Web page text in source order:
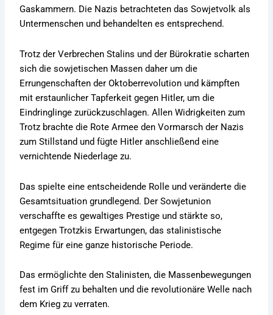
Gaskammern. Die Nazis betrachteten das Sowjetvolk als
Untermenschen und behandelten es entsprechend.
Trotz der Verbrechen Stalins und der Bürokratie scharten
sich die sowjetischen Massen daher um die
Errungenschaften der Oktoberrevolution und kämpften
mit erstaunlicher Tapferkeit gegen Hitler, um die
Eindringlinge zurückzuschlagen. Allen Widrigkeiten zum
Trotz brachte die Rote Armee den Vormarsch der Nazis
zum Stillstand und fügte Hitler anschließend eine
vernichtende Niederlage zu.
Das spielte eine entscheidende Rolle und veränderte die
Gesamtsituation grundlegend. Der Sowjetunion
verschaffte es gewaltiges Prestige und stärkte so,
entgegen Trotzkis Erwartungen, das stalinistische
Regime für eine ganze historische Periode.
Das ermöglichte den Stalinisten, die Massenbewegungen
fest im Griff zu behalten und die revolutionäre Welle nach
dem Krieg zu verraten.